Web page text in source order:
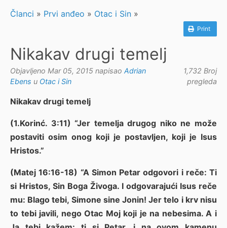
Članci » Prvi anđeo » Otac i Sin »
Print
Nikakav drugi temelj
Objavljeno Mar 05, 2015 napisao Adrian
Ebens u Otac i Sin
1,732 Broj
pregleda
Nikakav drugi temelj
(1.Korinć. 3:11) “Jer temelja drugog niko ne može
postaviti osim onog koji je postavljen, koji je Isus
Hristos.”
(Matej 16:16-18) “A Simon Petar odgovori i reče: Ti
si Hristos, Sin Boga Živoga. I odgovarajući Isus reče
mu: Blago tebi, Simone sine Jonin! Jer telo i krv nisu
to tebi javili, nego Otac Moj koji je na nebesima. A i